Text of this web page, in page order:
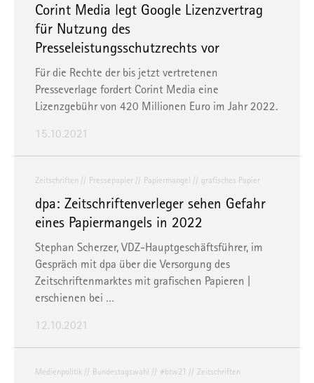
Corint Media legt Google Lizenzvertrag
für Nutzung des
Presseleistungsschutzrechts vor
Für die Rechte der bis jetzt vertretenen
Presseverlage fordert Corint Media eine
Lizenzgebühr von 420 Millionen Euro im Jahr 2022.
15.10.2021
Zeitschriften Pressepapier Papiermangel grafisches Papier
dpa: Zeitschriftenverleger sehen Gefahr
eines Papiermangels in 2022
Stephan Scherzer, VDZ-Hauptgeschäftsführer, im
Gespräch mit dpa über die Versorgung des
Zeitschriftenmarktes mit grafischen Papieren |
erschienen bei …
12.10.2021
Medienpolitik Bundestagswahl #btw21 Zeitschriften